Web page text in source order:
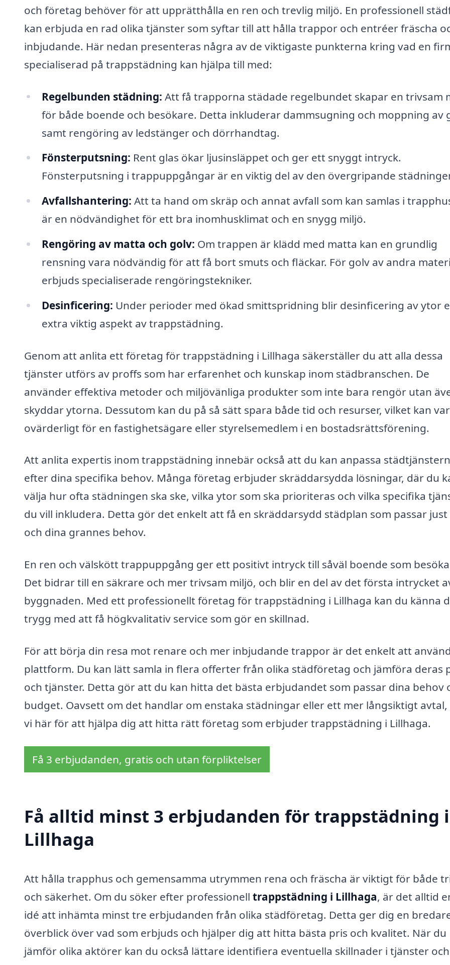
och företag behöver för att upprätthålla en ren och trevlig miljö. En professionell
kan erbjuda en rad olika tjänster som syftar till att hålla trappor och entréer fräscha
inbjudande. Här nedan presenteras några av de viktigaste punkterna kring vad en
specialiserad på trappstädning kan hjälpa till med:
Regelbunden städning: Att få trapporna städade regelbundet skapar en trivsam
för både boende och besökare. Detta inkluderar dammsugning och moppning av
samt rengöring av ledstänger och dörrhandtag.
Fönsterputsning: Rent glas ökar ljusinsläppet och ger ett snyggt intryck.
Fönsterputsning i trappuppgångar är en viktig del av den övergripande
Avfallshantering: Att ta hand om skräp och annat avfall som kan samlas i
är en nödvändighet för ett bra inomhusklimat och en snygg miljö.
Rengöring av matta och golv: Om trappen är klädd med matta kan en grundlig
rensning vara nödvändig för att få bort smuts och fläckar. För golv av andra
erbjuds specialiserade rengöringstekniker.
Desinficering: Under perioder med ökad smittspridning blir desinficering av ytor
extra viktig aspekt av trappstädning.
Genom att anlita ett företag för trappstädning i Lillhaga säkerställer du att alla dessa
tjänster utförs av proffs som har erfarenhet och kunskap inom städbranschen. De
använder effektiva metoder och miljövänliga produkter som inte bara rengör utan
skyddar ytorna. Dessutom kan du på så sätt spara både tid och resurser, vilket kan
ovärderligt för en fastighetsägare eller styrelsemedlem i en bostadsrättsförening.
Att anlita expertis inom trappstädning innebär också att du kan anpassa
efter dina specifika behov. Många företag erbjuder skräddarsydda lösningar, där du
välja hur ofta städningen ska ske, vilka ytor som ska prioriteras och vilka specifika
du vill inkludera. Detta gör det enkelt att få en skräddarsydd städplan som passar just
och dina grannes behov.
En ren och välskött trappuppgång ger ett positivt intryck till såväl boende som
Det bidrar till en säkrare och mer trivsam miljö, och blir en del av det första intrycket
byggnaden. Med ett professionellt företag för trappstädning i Lillhaga kan du känna
trygg med att få högkvalitativ service som gör en skillnad.
För att börja din resa mot renare och mer inbjudande trappor är det enkelt att
plattform. Du kan lätt samla in flera offerter från olika städföretag och jämföra deras
och tjänster. Detta gör att du kan hitta det bästa erbjudandet som passar dina behov
budget. Oavsett om det handlar om enstaka städningar eller ett mer långsiktigt avtal,
vi här för att hjälpa dig att hitta rätt företag som erbjuder trappstädning i Lillhaga.
Få 3 erbjudanden, gratis och utan förpliktelser
Få alltid minst 3 erbjudanden för trappstädning i
Lillhaga
Att hålla trapphus och gemensamma utrymmen rena och fräscha är viktigt för både
och säkerhet. Om du söker efter professionell trappstädning i Lillhaga, är det alltid
idé att inhämta minst tre erbjudanden från olika städföretag. Detta ger dig en
överblick över vad som erbjuds och hjälper dig att hitta bästa pris och kvalitet. När du
jämför olika aktörer kan du också lättare identifiera eventuella skillnader i tjänster och